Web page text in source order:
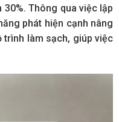
Thông qua việc lập
phát hiện cạnh nâng
trình làm sạch, giúp việc